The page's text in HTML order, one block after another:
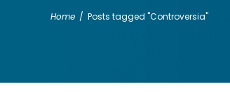
Home / Posts tagged "Controversia"